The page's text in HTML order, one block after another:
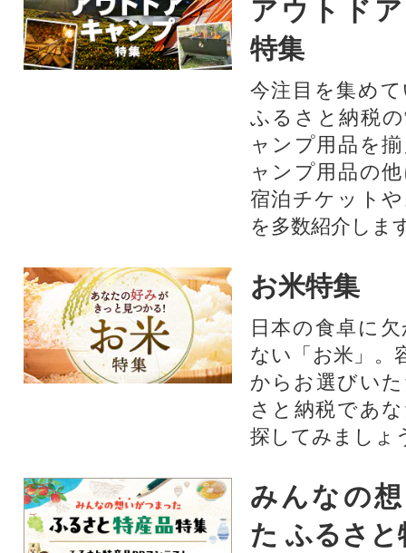
アウトド
特集
今注目を集め
ふるさと納税
ャンプ用品を
ャンプ用品の
宿泊チケット
を多数紹介しま
お米特集
日本の食卓に
ない「お米」。
からお選びい
さと納税であ
探してみましょ
みんなの
た ふるさと